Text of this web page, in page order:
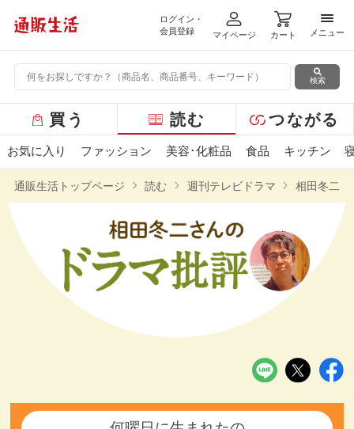
ログイン・
会員登録
マイページ カート
メニ
メニュー
検索
ー
バ
ニ
買う 読む つながる
お気に入り ファッション 美容･化粧品 食品 キッチン
通販生活トップページ 読む 週刊テレビドラマ 相田冬二さ